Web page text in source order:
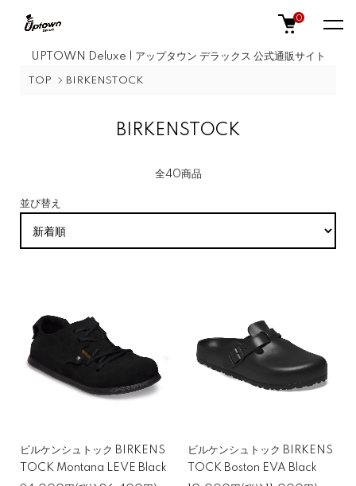
UPTOWN Deluxe | アップタウン デラックス 公式通販サイト
0
TOP BIRKENSTOCK
BIRKENSTOCK
全40商品
並び替え
ビルケンシュトック BIRKENS
TOCK Montana LEVE Black
ビルケンシュトック BIRKENS
TOCK Boston EVA Black